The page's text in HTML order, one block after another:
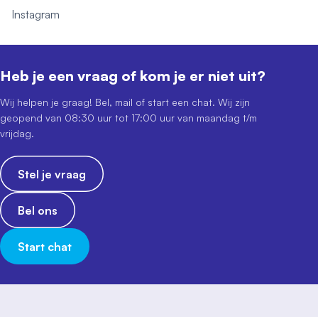
Instagram
Heb je een vraag of kom je er niet uit?
Wij helpen je graag! Bel, mail of start een chat. Wij zijn
geopend van 08:30 uur tot 17:00 uur van maandag t/m
vrijdag.
Stel je vraag
Bel ons
Start chat